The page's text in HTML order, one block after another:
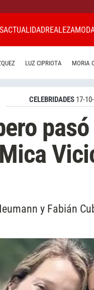
ACTUALIDADREALEZA
LUZ CIPRIOTA MORIA
CELEBRIDADES 17-
y Fabián